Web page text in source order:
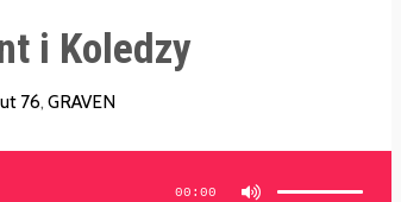
i Koledzy
76, GRAVEN
00:00
Używaj
góry/do